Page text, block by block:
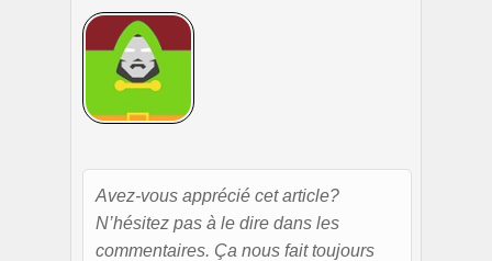
Avez-vous apprécié cet article?
N’hésitez pas à le dire dans les
commentaires. Ça nous fait toujours